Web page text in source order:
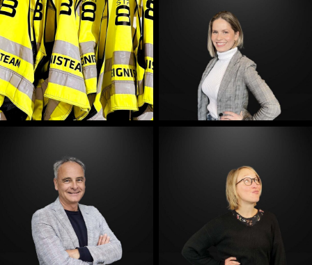
E-Mail E-Mail
E-Mail E-Mail